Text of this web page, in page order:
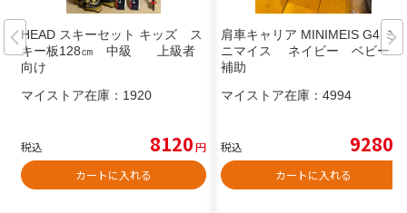
HEAD スキーセット キッズ ス
キー板128㎝ 中級 上級者
向け
マイストア在庫： 1920
税込 8120円
カートに入れる
肩車キャリア MINIMEIS G4 ミ
ニマイス ネイビー ベビー
補助
マイストア在庫： 4994
税込 9280
カートに入れる